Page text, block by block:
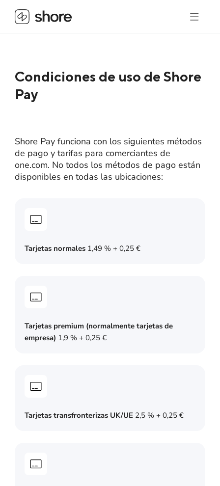
Condiciones de uso de Shore
Pay
Shore Pay funciona con los siguientes métodos
de pago y tarifas para comerciantes de
one.com. No todos los métodos de pago están
disponibles en todas las ubicaciones:
Tarjetas normales 1,49 % + 0,25 €
Tarjetas premium (normalmente tarjetas de
empresa) 1,9 % + 0,25 €
Tarjetas transfronterizas UK/UE 2,5 % + 0,25 €